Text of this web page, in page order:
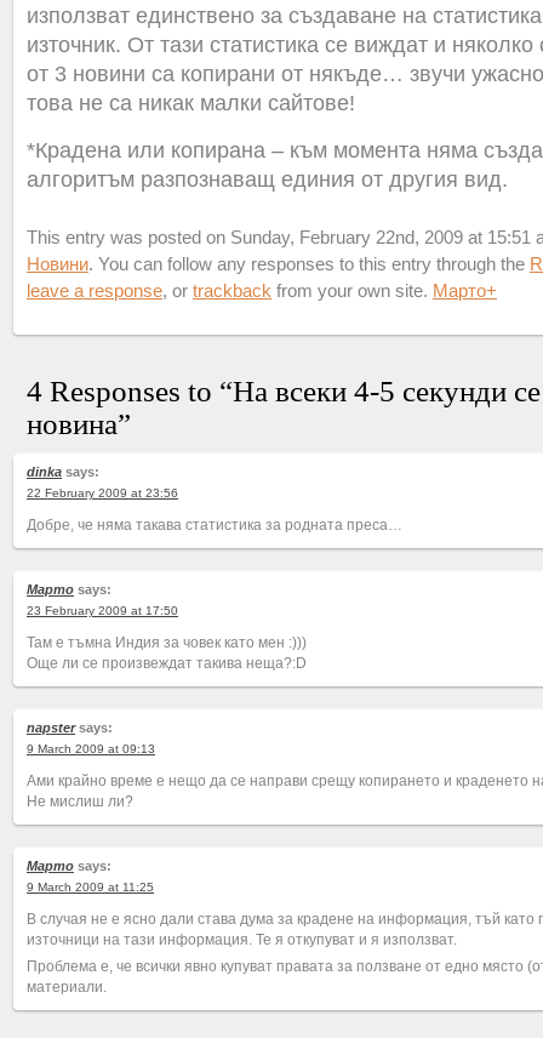
използват единствено за създаване на
източник. От тази статистика се виждат и няколко
от 3 новини са копирани от някъде… звучи
това не са никак малки сайтове!
*Крадена или копирана – към момента няма
алгоритъм разпознаващ единия от другия вид.
This entry was posted on Sunday, February 22nd, 2009 at 15:51
Новини. You can follow any responses to this entry through the
leave a response, or trackback from your own site. Марто+
4 Responses to “На всеки 4-5 секунди
новина”
dinka says:
22 February 2009 at 23:56
Добре, че няма такава статистика за родната преса…
Марто says:
23 February 2009 at 17:50
Там е тъмна Индия за човек като мен :)))
Още ли се произвеждат такива неща?:D
napster says:
9 March 2009 at 09:13
Ами крайно време е нещо да се направи срещу копирането и краденето
Не мислиш ли?
Марто says:
9 March 2009 at 11:25
В случая не е ясно дали става дума за крадене на информация, тъй като
източници на тази информация. Те я откупуват и я използват.
Проблема е, че всички явно купуват правата за ползване от едно място
материали.